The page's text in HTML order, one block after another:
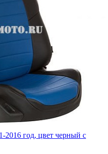
2016 год, цвет черный с